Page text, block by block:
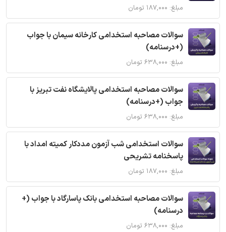
مبلغ: ۱۸۷,۰۰۰ تومان
سوالات مصاحبه استخدامی کارخانه سیمان با جواب
(+درسنامه)
مبلغ: ۶۳۸,۰۰۰ تومان
سوالات مصاحبه استخدامی پالایشگاه نفت تبریز با
جواب (+درسنامه)
مبلغ: ۶۳۸,۰۰۰ تومان
سوالات استخدامی شب آزمون مددکار کمیته امداد با
پاسخنامه تشریحی
مبلغ: ۱۸۷,۰۰۰ تومان
سوالات مصاحبه استخدامی بانک پاسارگاد با جواب (+
درسنامه)
مبلغ: ۶۳۸,۰۰۰ تومان